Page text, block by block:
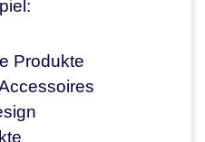
Produkte